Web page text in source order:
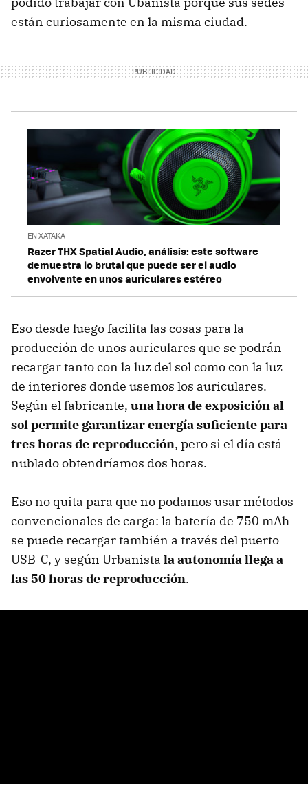
están curiosamente en la misma ciudad.
EN XATAKA
Razer THX Spatial Audio, análisis: este software
demuestra lo brutal que puede ser el audio
envolvente en unos auriculares estéreo
Eso desde luego facilita las cosas para la
producción de unos auriculares que se podrán
recargar tanto con la luz del sol como con la luz
de interiores donde usemos los auriculares.
Según el fabricante, una hora de exposición al
sol permite garantizar energía suficiente para
tres horas de reproducción, pero si el día está
nublado obtendríamos dos horas.
Eso no quita para que no podamos usar métodos
convencionales de carga: la batería de 750 mAh
se puede recargar también a través del puerto
USB-C, y según Urbanista la autonomía llega a
las 50 horas de reproducción.